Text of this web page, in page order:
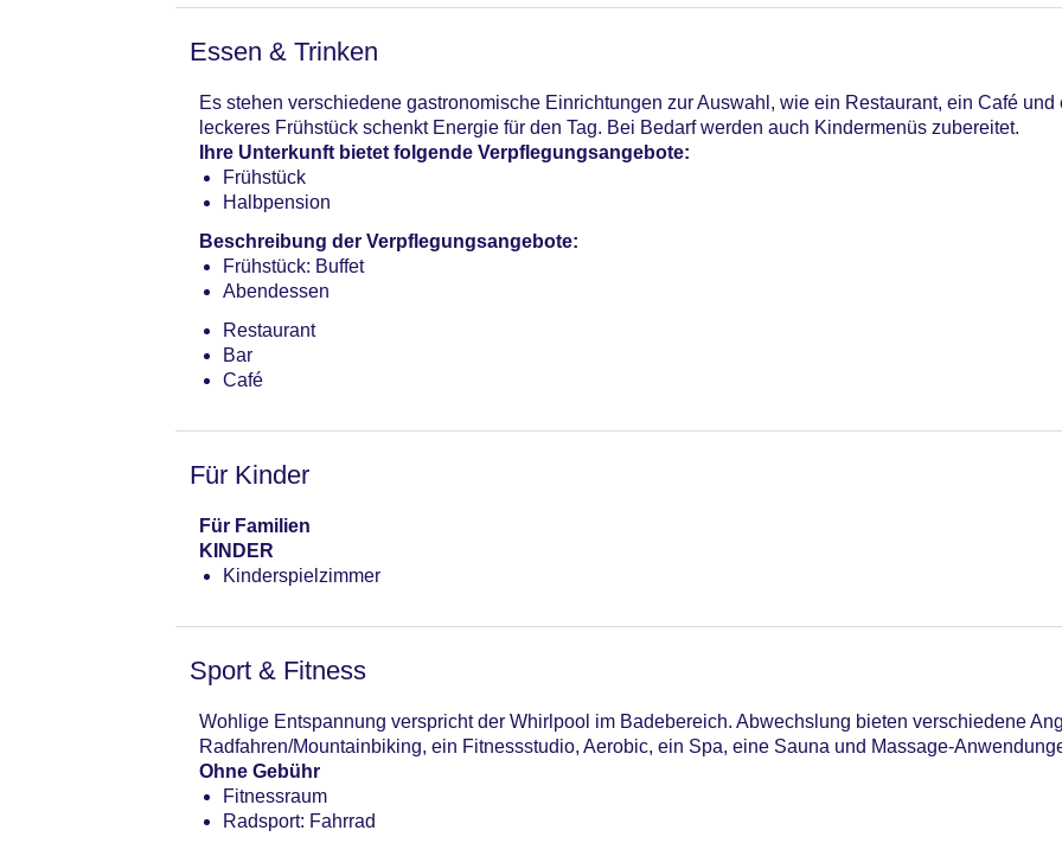
Etagen: 9, Zimmer: 238
Essen & Trinken
Es stehen verschiedene gastronomische Einrichtungen zur Auswahl, wie ein Restaurant, ein Café und
leckeres Frühstück schenkt Energie für den Tag. Bei Bedarf werden auch Kindermenüs zubereitet.
Ihre Unterkunft bietet folgende Verpflegungsangebote:
Frühstück
Halbpension
Beschreibung der Verpflegungsangebote:
Frühstück: Buffet
Abendessen
Restaurant
Bar
Café
Für Kinder
Für Familien
KINDER
Kinderspielzimmer
Sport & Fitness
Wohlige Entspannung verspricht der Whirlpool im Badebereich. Abwechslung bieten verschiedene
Radfahren/Mountainbiking, ein Fitnessstudio, Aerobic, ein Spa, eine Sauna und Massage-
Ohne Gebühr
Fitnessraum
Radsport: Fahrrad